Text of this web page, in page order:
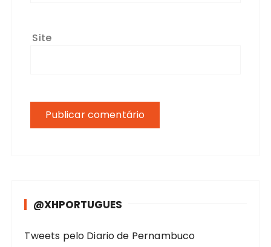
Site
@XHPORTUGUES
Tweets pelo Diario de Pernambuco